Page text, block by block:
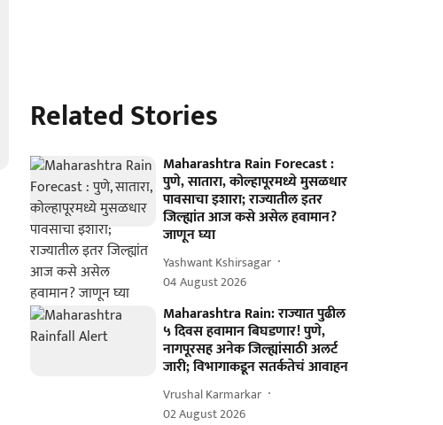
Related Stories
Maharashtra Rain Forecast :
पुणे, सातारा, कोल्हापूरमध्ये मुसळधार
पावसाचा इशारा; राज्यातील इतर
जिल्ह्यांत आज कसे असेल हवामान?
जाणून घ्या
Yashwant Kshirsagar
04 August 2026
Maharashtra Rain: राज्यात पुढील
५ दिवस हवामान बिघडणार! पुणे,
नागपूरसह अनेक जिल्ह्यांसाठी अलर्ट
जारी; विभागाकडून सतर्कतेचं आवाहन
Vrushal Karmarkar
02 August 2026